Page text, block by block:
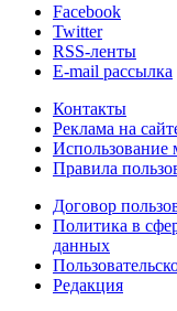
Facebook
Twitter
RSS-ленты
E-mail рассылка
Контакты
Реклама на
Использование
Правила
Договор
Политика в
данных
Редакция